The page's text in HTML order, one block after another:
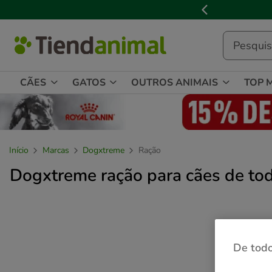
de
mensagem,
CÃES GATOS OUTROS ANIMAIS TOP
Início Marcas Dogxtreme Ração
Dogxtreme ração para cães de
De